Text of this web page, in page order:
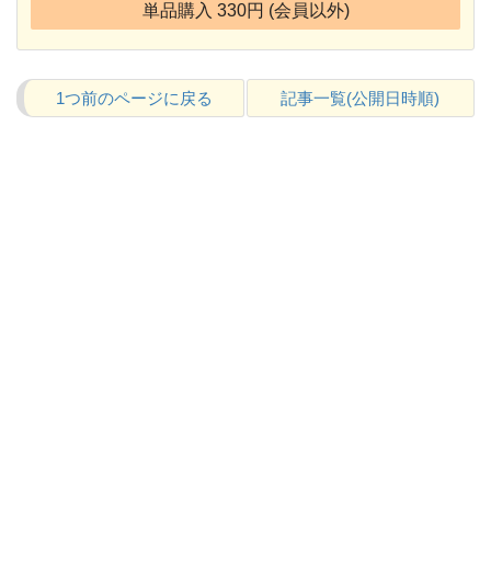
単品購入 330円 (会員以外)
1つ前のページに戻る 記事一覧(公開日時順)